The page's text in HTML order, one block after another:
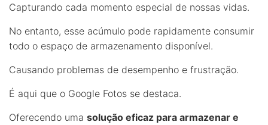
Capturando cada momento especial de nossas vidas.
No entanto, esse acúmulo pode rapidamente consumir
todo o espaço de armazenamento disponível.
Causando problemas de desempenho e frustração.
É aqui que o Google Fotos se destaca.
Oferecendo uma solução eficaz para armazenar e